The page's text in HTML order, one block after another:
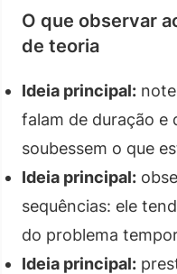
O que observar
de teoria
Ideia principal:
falam de duração e
soubessem o que
Ideia principal:
sequências: ele
do problema
Ideia principal: